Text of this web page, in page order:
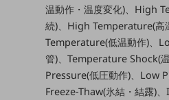
医療・介護
温動作・温度変化)、High
続)、High Temperature(高
Temperature(低温動作)、
管)、Temperature Shock(
Pressure(低圧動作)、Low
Freeze-Thaw(氷結・結露)